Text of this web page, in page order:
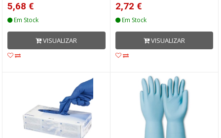
5,68 €
Em Stock
VISUALIZAR
2,72 €
Em Stock
VISUALIZAR